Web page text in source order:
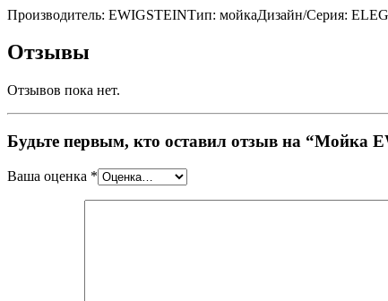
Производитель: EWIGSTEINТип: мойкаДизайн/Серия:
Отзывы
Отзывов пока нет.
Будьте первым, кто оставил отзыв на “Мойка
Ваша оценка *